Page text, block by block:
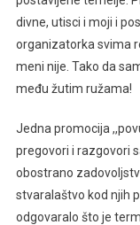
divne, utisci i moji i
organizatorka svima
meni nije. Tako da
među žutim ružama!
Jedna promocija
pregovori i razgovori
obostrano
stvaralaštvo kod njih
odgovaralo što je